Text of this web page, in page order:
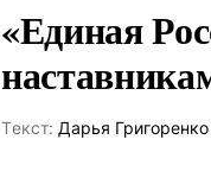
«Единая
Tекст: Дарья Григоренко